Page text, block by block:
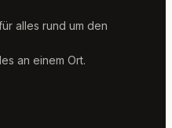
alles rund um den
an einem Ort.